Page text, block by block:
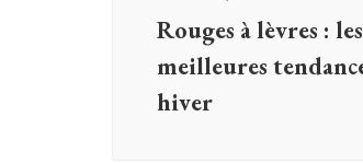
Rouges à lèvres : les
meilleures
hiver